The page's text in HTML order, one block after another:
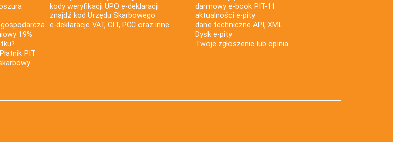
gospodarcza
19%
PIT
kody weryfikacji UPO e-deklaracji
znajdź kod Urzędu Skarbowego
e-deklaracje VAT, CIT, PCC oraz inne
darmowy e-book PIT-11
aktualności e-pity
dane techniczne API, XML
Dysk e-pity
Twoje zgłoszenie lub opinia